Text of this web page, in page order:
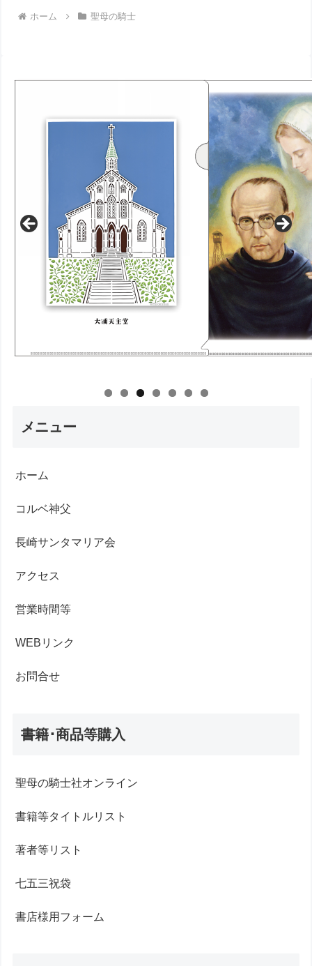
ホーム 聖母の騎士
メニュー
ホーム
コルベ神父
長崎サンタマリア会
アクセス
営業時間等
WEBリンク
お問合せ
書籍･商品等購入
聖母の騎士社オンライン
書籍等タイトルリスト
著者等リスト
七五三祝袋
書店様用フォーム